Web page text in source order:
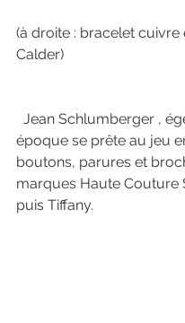
(à droite : bracelet cuivre
Calder)
époque se prête au jeu
boutons, parures et
marques Haute Couture
puis Tiffany.